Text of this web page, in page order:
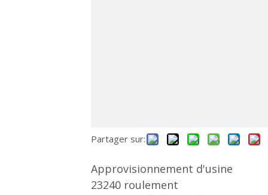
Partager sur:
Approvisionnement d'usine
23240 roulement